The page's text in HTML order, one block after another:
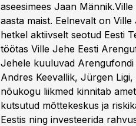
aseesimees Jaan
aasta maist. Eelnevalt on
hetkel aktiivselt seotud Eesti
töötas Ville Jehe Eesti
Jehele kuuluvad Arengufondi
Andres Keevallik, Jürgen
nõukogu liikmed kinnitab
kutsutud mõttekeskus ja
Eestis ning investeerida